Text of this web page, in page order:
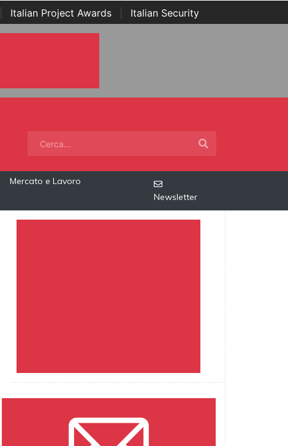
Italian Project Awards
Italian Security
Mercato e Lavoro
Newsletter